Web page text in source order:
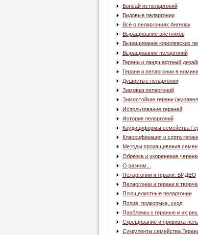
Бонсай из пеларгоний
Видовые пеларгонии
Всё о пеларгониях Ангелах
Выращивание аистников
Выращивание королевских
Выращивание пеларгоний
Герани и ландшафтный
Герани и пеларгонии в
Душистые пеларгонии
Зимовка пеларгоний
Зимостойкие герани
Использование гераней
История пеларгоний
Каудициформы семейства
Классификация и сорта
Методы проращивания семян
Обрезка и укоренение
О разном...
Пеларгонии и герани: ВИДЕО
Пеларгонии и герани в
Плющелистные пеларгонии
Полив, подкормка, уход
Проблемы с геранью и их
Скрещивание и прививка
Суккуленты семейства